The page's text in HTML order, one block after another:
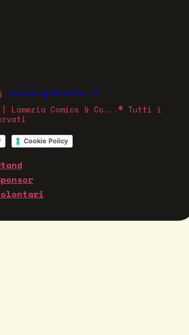
vincenzopiacente.it
| Lamezia Comics & Co...® Tutti i
Cookie Policy